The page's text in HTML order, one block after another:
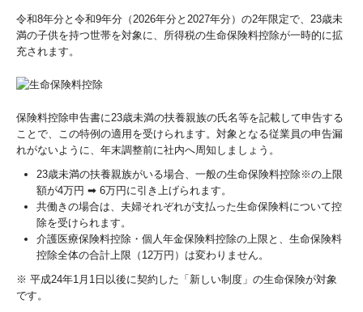
令和8年分と令和9年分（2026年分と2027年分）の2年限定で、23歳未
満の子供を持つ世帯を対象に、所得税の生命保険料控除が一時的に拡
充されます。
保険料控除申告書に23歳未満の扶養親族の氏名等を記載して申告する
ことで、この特例の適用を受けられます。対象となる従業員の申告漏
れがないように、年末調整前に社内へ周知しましょう。
23歳未満の扶養親族がいる場合、一般の生命保険料控除※の上限
額が4万円 ➡ 6万円に引き上げられます。
共働きの場合は、夫婦それぞれが支払った生命保険料について控
除を受けられます。
介護医療保険料控除・個人年金保険料控除の上限と、生命保険料
控除全体の合計上限（12万円）は変わりません。
※ 平成24年1月1日以後に契約した「新しい制度」の生命保険が対象
です。